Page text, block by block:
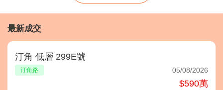
最新成交
05/08/2026
汀角路
汀角 低層 299E號
$590萬